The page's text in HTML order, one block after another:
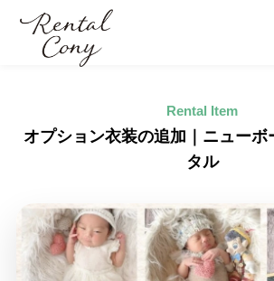
ITEM
レンタルの流れ
料金
CONYについて
CONY
TOP PAGE
アイテム一覧
ITEM
オプション一覧
レンタルの流れ
ITEM
料金
PRICE
Rental Item
オプション衣装の追加｜ニューボ
タル